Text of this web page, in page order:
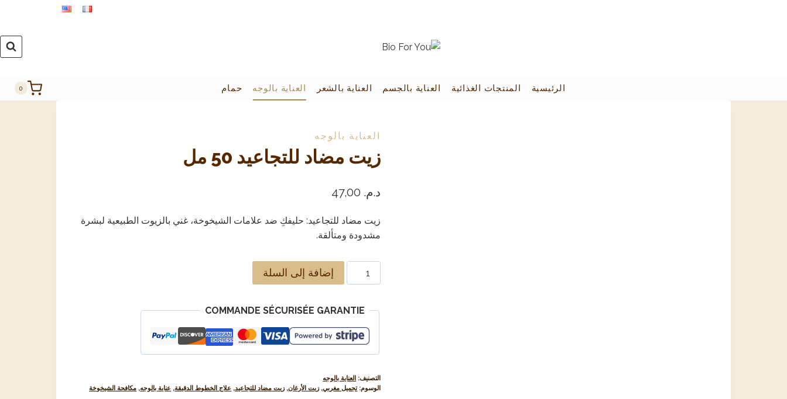
الرئيسية المنتجات الغذائية العناية بالجسم العناية بالشعر العناية بالوجه حمام 0
العناية بالوجه
زيت مضاد للتجاعيد 50 مل
د.م.
زيت مضاد للتجاعيد: حليفكِ ضد علامات الشيخوخة، غني بالزيوت الطبيعية لبشرة
مشدودة ومتألقة.
إضافة إلى السلة
COMMANDE SÉCURISÉE GARANTIE
التصنيف: العناية بالوجه
الوسوم:تجميل مغربي, زيت الأرغان, زيت مضاد للتجاعيد, علاج الخطوط الدقيقة, عناية بالوجه, مكافحة الشيخوخة